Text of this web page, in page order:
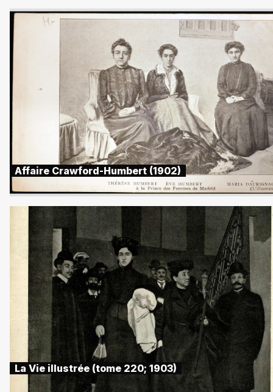
Affaire Crawford-Humbert (1902)
La Vie illustrée (tome 220; 1903)